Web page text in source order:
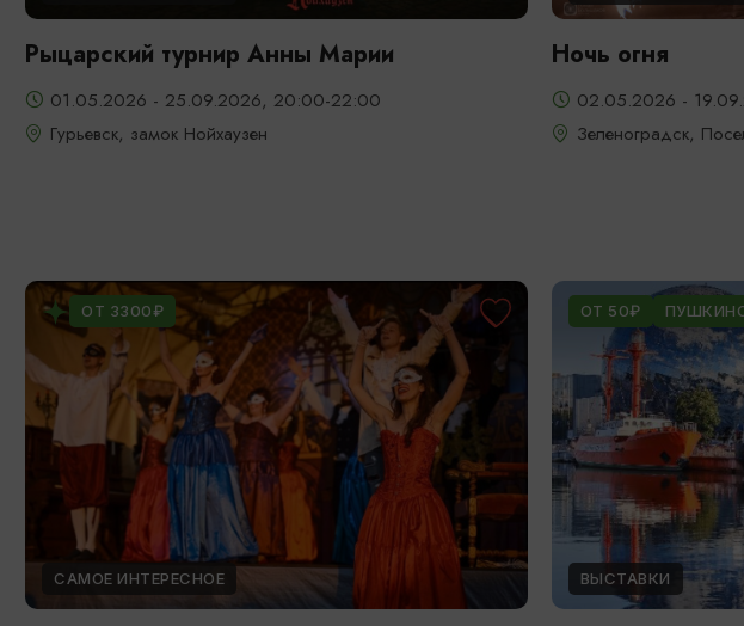
Рыцарский турнир Анны Марии
01.05.2026 - 25.09.2026, 20:00-22:00
Гурьевск, замок Нойхаузен
Ночь огня
02.05.2026 -
Зеленоградск,
ОТ 3300₽
САМОЕ ИНТЕРЕСНОЕ
ОТ 50₽
ВЫСТАВКИ